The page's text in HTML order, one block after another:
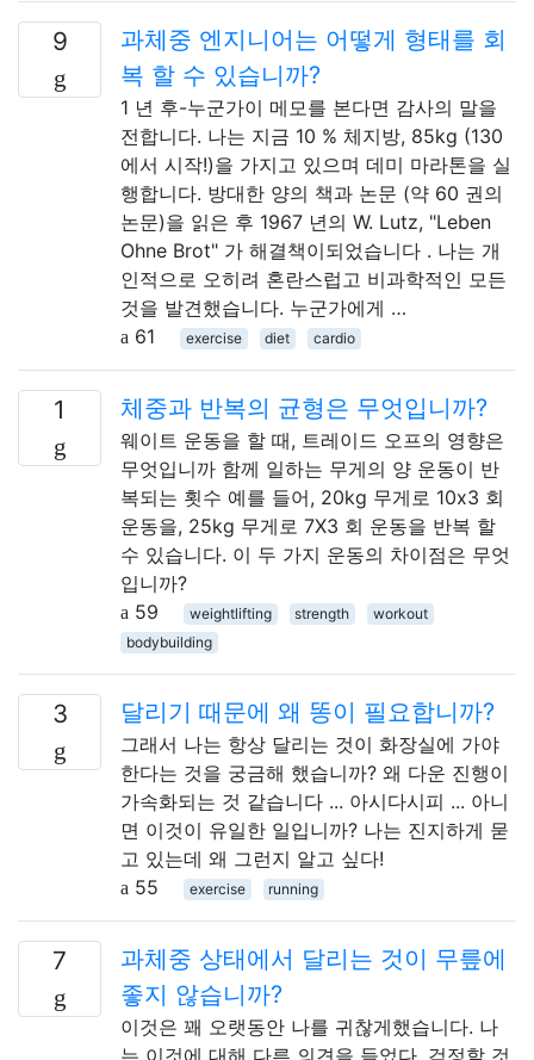
9
과체중 엔지니어는 어떻게 형태를 회
복 할 수 있습니까?
1 년 후-누군가이 메모를 본다면 감사의 말을
전합니다. 나는 지금 10 % 체지방, 85kg (130
에서 시작!)을 가지고 있으며 데미 마라톤을 실
행합니다. 방대한 양의 책과 논문 (약 60 권의
논문)을 읽은 후 1967 년의 W. Lutz, "Leben
Ohne Brot" 가 해결책이되었습니다 . 나는 개
인적으로 오히려 혼란스럽고 비과학적인 모든
것을 발견했습니다. 누군가에게 …
61
exercise diet cardio
1 체중과 반복의 균형은 무엇입니까?
웨이트 운동을 할 때, 트레이드 오프의 영향은
무엇입니까 함께 일하는 무게의 양 운동이 반
복되는 횟수 예를 들어, 20kg 무게로 10x3 회
운동을, 25kg 무게로 7X3 회 운동을 반복 할
수 있습니다. 이 두 가지 운동의 차이점은 무엇
입니까?
59
weightlifting strength
workout
bodybuilding
3 달리기 때문에 왜 똥이 필요합니까?
그래서 나는 항상 달리는 것이 화장실에 가야
한다는 것을 궁금해 했습니까? 왜 다운 진행이
가속화되는 것 같습니다 ... 아시다시피 ... 아니
면 이것이 유일한 일입니까? 나는 진지하게 묻
고 있는데 왜 그런지 알고 싶다!
55
exercise running
7
과체중 상태에서 달리는 것이 무릎에
좋지 않습니까?
이것은 꽤 오랫동안 나를 귀찮게했습니다. 나
는 이것에 대해 다른 의견을 들었다. 걱정할 것